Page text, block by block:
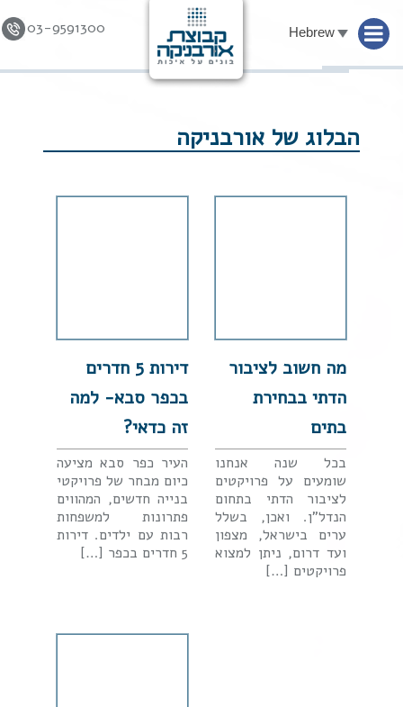
03-9591300 Hebrew
Skip to
הבלוג של אורבניקה
מה חשוב לציבור
הדתי בבחירת
בתים
בכל שנה אנחנו
שומעים על פרויקטים
לציבור הדתי בתחום
הנדל"ן. ואכן, בשלל
ערים בישראל, מצפון
ועד דרום, ניתן למצוא
פרויקטים […]
דירות 5 חדרים
בכפר סבא- למה
זה כדאי?
העיר כפר סבא מציעה
כיום מבחר של פרויקטי
בנייה חדשים, המהווים
פתרונות למשפחות
רבות עם ילדים. דירות
5 חדרים בכפר […]